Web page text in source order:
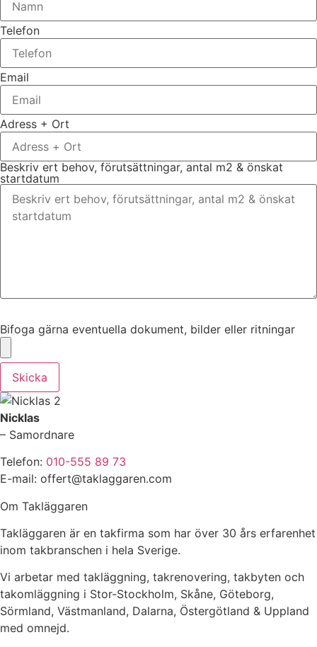
Telefon
Email
Adress + Ort
Beskriv ert behov, förutsättningar, antal m2 & önskat
startdatum
Bifoga gärna eventuella dokument, bilder eller ritningar
Skicka
Nicklas
– Samordnare
Telefon: 010-555 89 73
E-mail: offert@taklaggaren.com
Om Takläggaren
Takläggaren är en takfirma som har över 30 års erfarenhet
inom takbranschen i hela Sverige.
Vi arbetar med takläggning, takrenovering, takbyten och
takomläggning i Stor-Stockholm, Skåne, Göteborg,
Sörmland, Västmanland, Dalarna, Östergötland & Uppland
med omnejd.